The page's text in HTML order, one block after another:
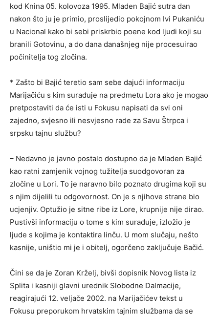
kod Knina 05. kolovoza 1995. Mladen Bajić sutra dan
nakon što ju je primio, proslijedio pokojnom Ivi Pukaniću
u Nacional kako bi sebi priskrbio poene kod ljudi koji su
branili Gotovinu, a do dana današnjeg nije procesuirao
počinitelja tog zločina.
* Zašto bi Bajić teretio sam sebe dajući informaciju
Marijačiću s kim surađuje na predmetu Lora ako je mogao
pretpostaviti da će isti u Fokusu napisati da svi oni
zajedno, svjesno ili nesvjesno rade za Savu Štrpca i
srpsku tajnu službu?
– Nedavno je javno postalo dostupno da je Mladen Bajić
kao ratni zamjenik vojnog tužitelja suodgovoran za
zločine u Lori. To je naravno bilo poznato drugima koji su
s njim dijelili tu odgovornost. On je s njihove strane bio
ucjenjiv. Optužio je sitne ribe iz Lore, krupnije nije dirao.
Pustivši informaciju o tome s kim surađuje, izložio je
ljude s kojima je kontaktira linču. U mom slučaju, nešto
kasnije, uništio mi je i obitelj, ogorčeno zaključuje Bačić.
Čini se da je Zoran Krželj, bivši dopisnik Novog lista iz
Splita i kasniji glavni urednik Slobodne Dalmacije,
reagirajući 12. veljače 2002. na Marijačićev tekst u
Fokusu preporukom hrvatskim tajnim službama da se